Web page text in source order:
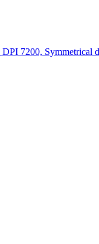
7200, Symmetrical